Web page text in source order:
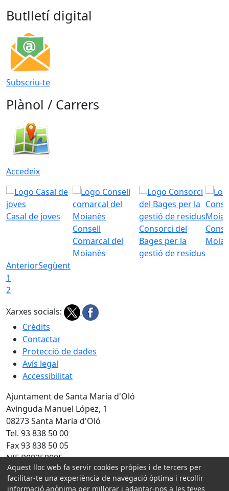
Butlletí digital
Subscriu-te
Plànol / Carrers
Accedeix
Casal de joves
Consell
Comarcal del
Moianès
Consorci del
Bages per la
gestió de residus
AnteriorSegüent
1
2
Xarxes socials:
Crèdits
Contactar
Protecció de dades
Avís legal
Accessibilitat
Ajuntament de Santa Maria d'Oló
Avinguda Manuel López, 1
08273 Santa Maria d'Oló
Tel. 93 838 50 00
Fax 93 838 50 05
NIF P0825800F
Amb la col·laboració de:
Aquest lloc web fa servir cookies pròpies i de tercers per
facilitar-te una experiència de navegació òptima i recollir
informació anònima per millorar i adaptar-nos a les teves